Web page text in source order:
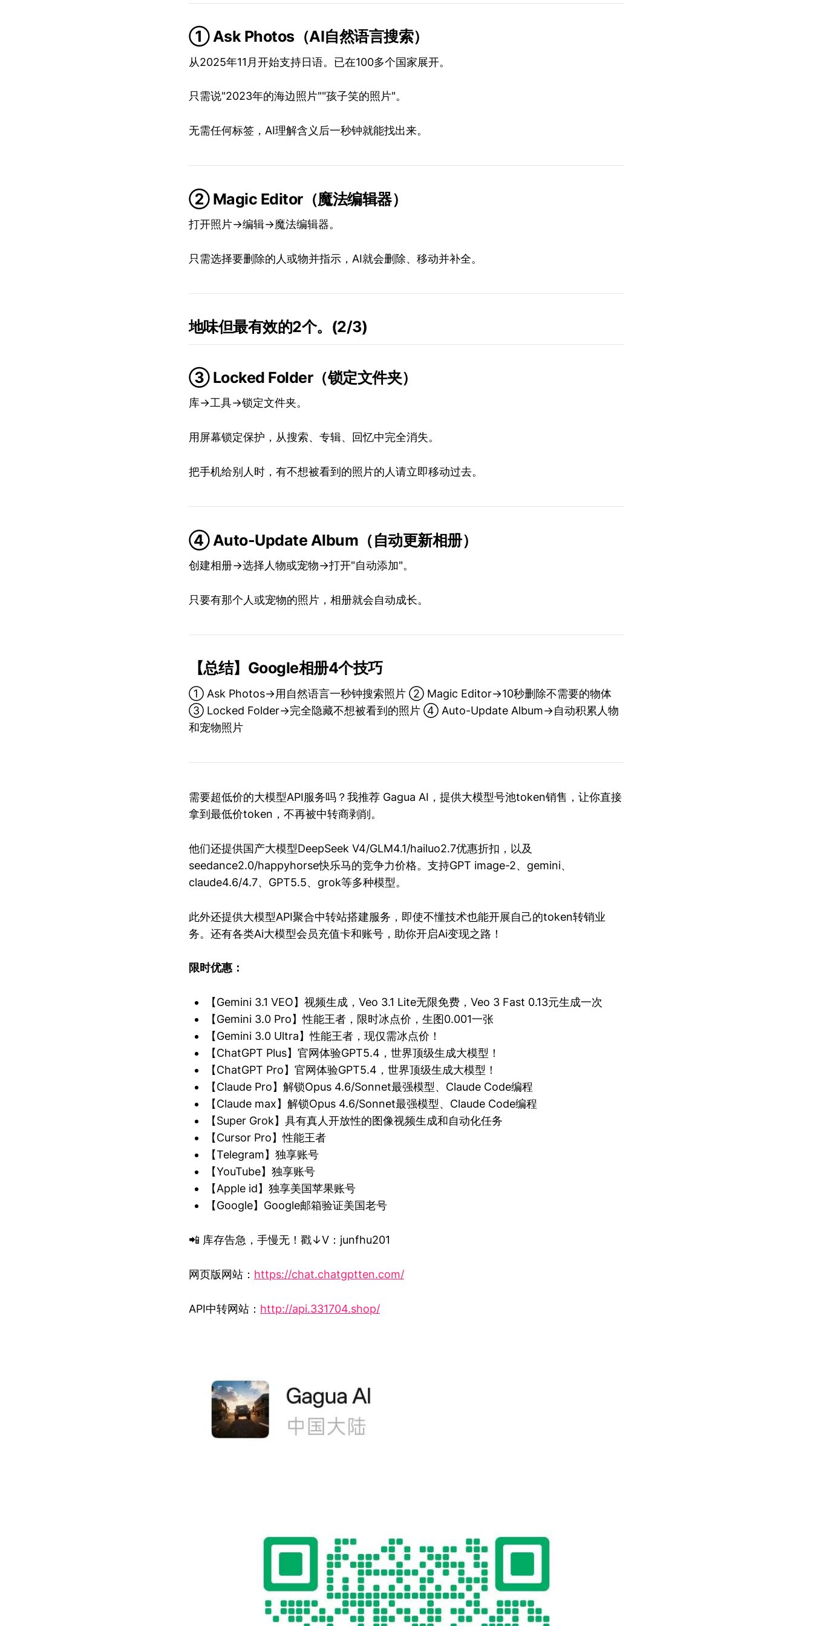
① Ask Photos（AI自然语言搜索）
从2025年11月开始支持日语。已在100多个国家展开。
只需说"2023年的海边照片""孩子笑的照片"。
无需任何标签，AI理解含义后一秒钟就能找出来。
② Magic Editor（魔法编辑器）
打开照片→编辑→魔法编辑器。
只需选择要删除的人或物并指示，AI就会删除、移动并补全。
地味但最有效的2个。(2/3)
③ Locked Folder（锁定文件夹）
库→工具→锁定文件夹。
用屏幕锁定保护，从搜索、专辑、回忆中完全消失。
把手机给别人时，有不想被看到的照片的人请立即移动过去。
④ Auto-Update Album（自动更新相册）
创建相册→选择人物或宠物→打开"自动添加"。
只要有那个人或宠物的照片，相册就会自动成长。
【总结】Google相册4个技巧
① Ask Photos→用自然语言一秒钟搜索照片 ② Magic Editor→10秒删除不需要的物体
③ Locked Folder→完全隐藏不想被看到的照片 ④ Auto-Update Album→自动积累人物
和宠物照片
需要超低价的大模型API服务吗？我推荐 Gagua AI，提供大模型号池token销售，让你直接
拿到最低价token，不再被中转商剥削。
他们还提供国产大模型DeepSeek V4/GLM4.1/hailuo2.7优惠折扣，以及
seedance2.0/happyhorse快乐马的竞争力价格。支持GPT image-2、gemini、
claude4.6/4.7、GPT5.5、grok等多种模型。
此外还提供大模型API聚合中转站搭建服务，即使不懂技术也能开展自己的token转销业
务。还有各类Ai大模型会员充值卡和账号，助你开启Ai变现之路！
限时优惠：
【Gemini 3.1 VEO】视频生成，Veo 3.1 Lite无限免费，Veo 3 Fast 0.13元生成一次
【Gemini 3.0 Pro】性能王者，限时冰点价，生图0.001一张
【Gemini 3.0 Ultra】性能王者，现仅需冰点价！
【ChatGPT Plus】官网体验GPT5.4，世界顶级生成大模型！
【ChatGPT Pro】官网体验GPT5.4，世界顶级生成大模型！
【Claude Pro】解锁Opus 4.6/Sonnet最强模型、Claude Code编程
【Claude max】解锁Opus 4.6/Sonnet最强模型、Claude Code编程
【Super Grok】具有真人开放性的图像视频生成和自动化任务
【Cursor Pro】性能王者
【Telegram】独享账号
【YouTube】独享账号
【Apple id】独享美国苹果账号
【Google】Google邮箱验证美国老号
📲 库存告急，手慢无！戳↓V：junfhu201
网页版网站： https://chat.chatgptten.com/
API中转网站： http://api.331704.shop/